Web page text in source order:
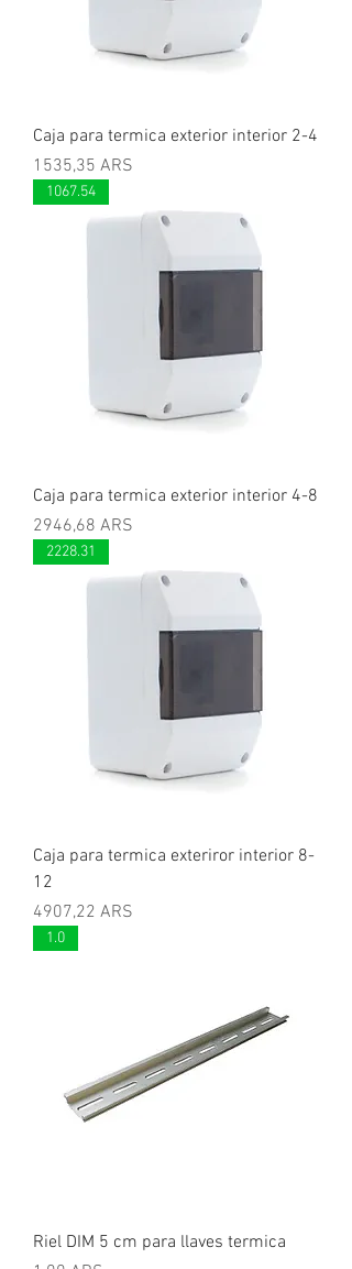
Caja para termica exterior interior 2-4
Precio
1535,35 ARS
1067.54
Caja para termica exterior interior 4-8
Precio
2946,68 ARS
2228.31
Caja para termica exteriror interior 8-
12
Precio
4907,22 ARS
1.0
Riel DIM 5 cm para llaves termica